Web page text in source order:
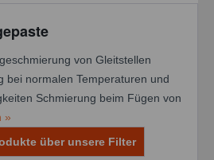
von Gleitstellen
bei normalen Temperaturen und
Schmierung beim Fügen von
»
über unsere Filter